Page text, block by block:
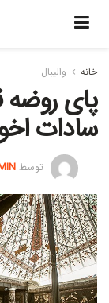
خانه والیبال
پای روضه
سادات
توسط